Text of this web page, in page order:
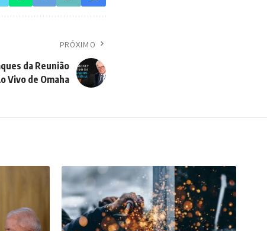
PRÓXIMO
da Reunião
Vivo de Omaha